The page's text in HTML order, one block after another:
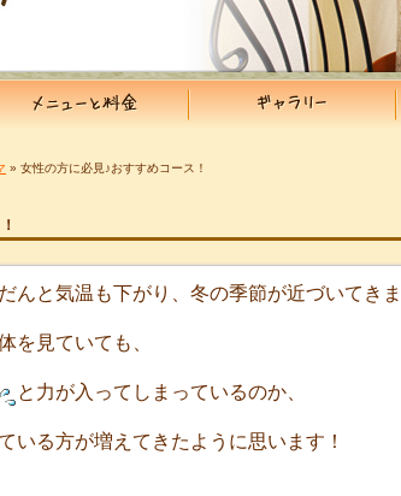
» 女性の方に必見♪おすすめコース！
んと気温も下がり、冬の季節が近づいてき
を見ていても、
と力が入ってしまっているのか、
いる方が増えてきたように思います！